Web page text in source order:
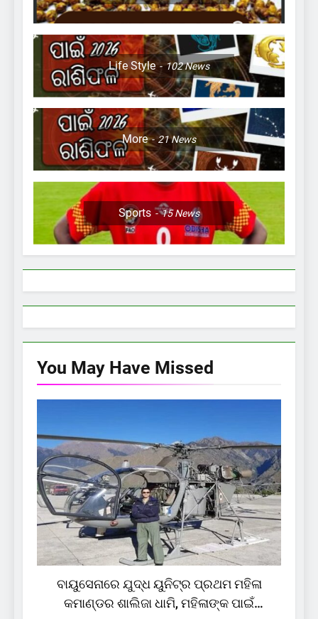
Life Style 102News
More 21News
Sports 15News
You May Have Missed
ବାୟୁସେନାରେ ଯୁଦ୍ଧ ୟୁନିଟ୍‌ର ପ୍ରଥମ ମହିଳା
କମାଣ୍ଡର ଶାଲିଜା ଧାମି, ମହିଳାଙ୍କ ପାଇଁ